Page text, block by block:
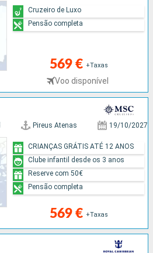
569 € +Taxas
Voo disponível
Cruzeiro de Luxo
Pensão completa
Pireus Atenas 19/10/2027
569 € +Taxas
CRIANÇAS GRÁTIS ATÉ 12 ANOS
Clube infantil desde os 3 anos
Reserve com 50€
Pensão completa